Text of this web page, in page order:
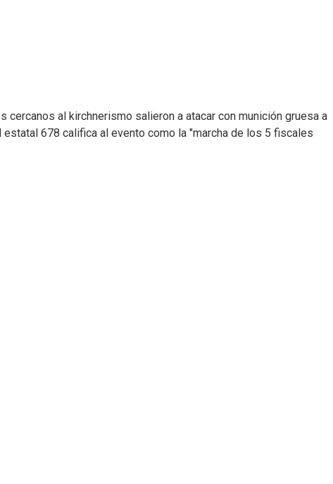
al kirchnerismo salieron a atacar con munición gruesa a
678 califica al evento como la "marcha de los 5 fiscales